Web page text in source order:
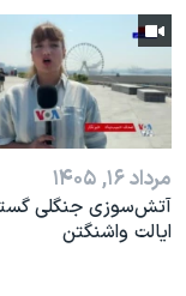
مرداد ۱۶, ۱۴۰۵
آتش‌سوزی جنگلی
ایالت واشنگتن